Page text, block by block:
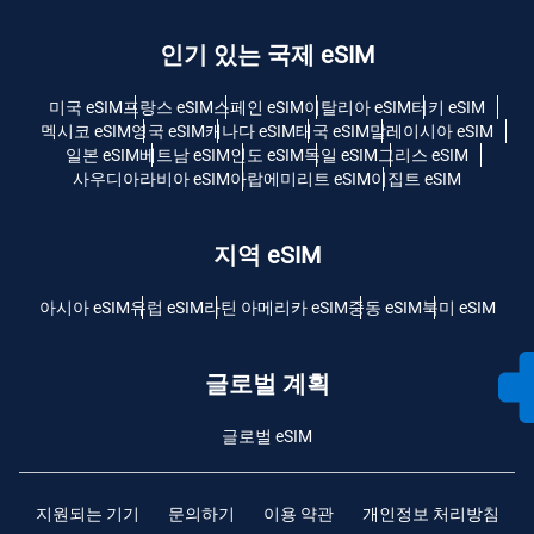
인기 있는 국제 eSIM
미국 eSIM프랑스 eSIM스페인 eSIM이탈리아 eSIM터키 eSIM
멕시코 eSIM영국 eSIM캐나다 eSIM태국 eSIM말레이시아 eSIM
일본 eSIM베트남 eSIM인도 eSIM독일 eSIM그리스 eSIM
사우디아라비아 eSIM아랍에미리트 eSIM이집트 eSIM
지역 eSIM
아시아 eSIM유럽 ​​eSIM라틴 아메리카 eSIM중동 eSIM북미 eSIM
글로벌 계획
글로벌 eSIM
지원되는 기기 문의하기 이용 약관 개인정보 처리방침